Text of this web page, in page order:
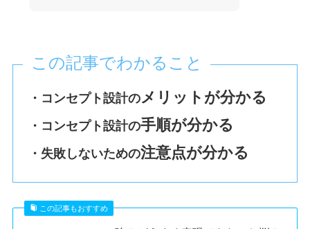
この記事でわかること
・コンセプト設計のメリットが分かる
・コンセプト設計の手順が分かる
・失敗しないための注意点が分かる
この記事もおすすめ